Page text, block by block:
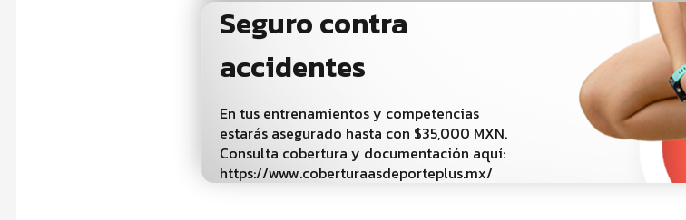
Seguro contra
accidentes
En tus entrenamientos y competencias
estarás asegurado hasta con $35,000 MXN.
Consulta cobertura y documentación aquí:
https://www.coberturaasdeporteplus.mx/